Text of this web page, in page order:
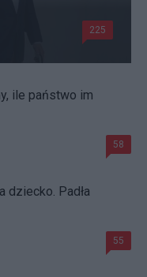
225
ile państwo im
58
dziecko. Padła
55